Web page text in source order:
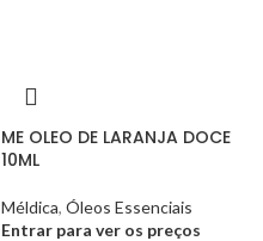
ME OLEO DE LARANJA DOCE
10ML
Méldica, Óleos Essenciais
Entrar para ver os preços